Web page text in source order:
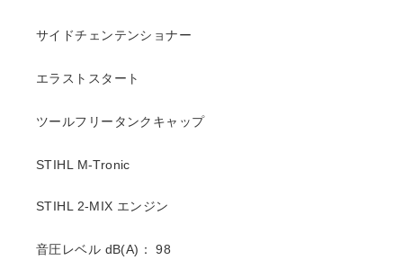
サイドチェンテンショナー
エラストスタート
ツールフリータンクキャップ
STIHL M-Tronic
STIHL 2-MIX エンジン
音圧レベル dB(A)： 98